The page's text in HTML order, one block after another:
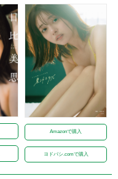
Amazonで購入
ヨドバシ.comで購入